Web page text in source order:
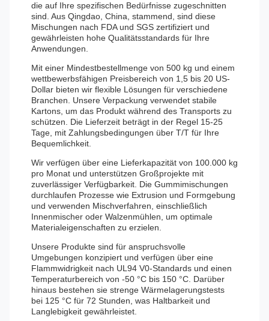
die auf Ihre spezifischen Bedürfnisse zugeschnitten
sind. Aus Qingdao, China, stammend, sind diese
Mischungen nach FDA und SGS zertifiziert und
gewährleisten hohe Qualitätsstandards für Ihre
Anwendungen.
Mit einer Mindestbestellmenge von 500 kg und einem
wettbewerbsfähigen Preisbereich von 1,5 bis 20 US-
Dollar bieten wir flexible Lösungen für verschiedene
Branchen. Unsere Verpackung verwendet stabile
Kartons, um das Produkt während des Transports zu
schützen. Die Lieferzeit beträgt in der Regel 15-25
Tage, mit Zahlungsbedingungen über T/T für Ihre
Bequemlichkeit.
Wir verfügen über eine Lieferkapazität von 100.000 kg
pro Monat und unterstützen Großprojekte mit
zuverlässiger Verfügbarkeit. Die Gummimischungen
durchlaufen Prozesse wie Extrusion und Formgebung
und verwenden Mischverfahren, einschließlich
Innenmischer oder Walzenmühlen, um optimale
Materialeigenschaften zu erzielen.
Unsere Produkte sind für anspruchsvolle
Umgebungen konzipiert und verfügen über eine
Flammwidrigkeit nach UL94 V0-Standards und einen
Temperaturbereich von -50 °C bis 150 °C. Darüber
hinaus bestehen sie strenge Wärmelagerungstests
bei 125 °C für 72 Stunden, was Haltbarkeit und
Langlebigkeit gewährleistet.